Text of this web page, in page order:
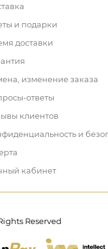
и подарки
доставки
изменение заказа
ответы
клиентов
и
кабинет
Reserved